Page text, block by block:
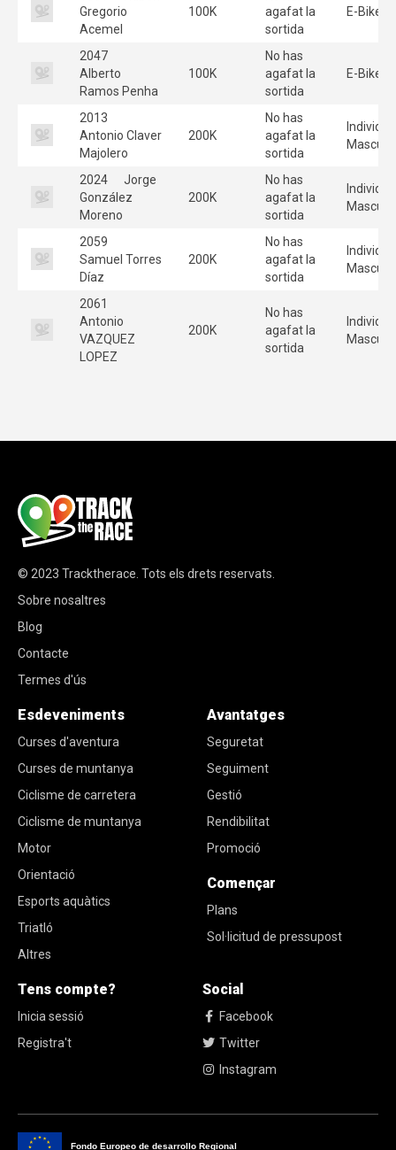
Gregorio
Acemel
100K
agafat la
sortida
E-Bike
2047
Alberto
Ramos Penha
100K
No has
agafat la
sortida
E-Bike
2013
Antonio Claver
Majolero
200K
No has
agafat la
sortida
2024
Jorge
González
Moreno
200K
No has
agafat la
sortida
2059
Samuel Torres
Díaz
200K
No has
agafat la
sortida
2061
Antonio
VAZQUEZ
LOPEZ
200K
No has
agafat la
sortida
© 2023 Tracktherace. Tots els drets reservats.
Sobre nosaltres
Blog
Contacte
Termes d'ús
Esdeveniments
Curses d'aventura
Curses de muntanya
Ciclisme de carretera
Ciclisme de muntanya
Motor
Orientació
Esports aquàtics
Triatló
Altres
Avantatges
Seguretat
Seguiment
Gestió
Rendibilitat
Promoció
Començar
Plans
Sol·licitud de pressupost
Tens compte?
Inicia sessió
Registra't
Social
Facebook
Twitter
Instagram
Fondo Europeo de desarrollo Regional